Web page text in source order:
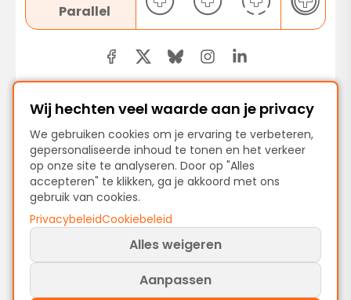
Parallel
Vorige
End Events: procesafsluiting uitgelegd
Activiteiten
Wij hechten veel waarde aan je privacy
We gebruiken cookies om je ervaring te verbeteren,
gepersonaliseerde inhoud te tonen en het verkeer
op onze site te analyseren. Door op "Alles
accepteren" te klikken, ga je akkoord met ons
gebruik van cookies.
PrivacybeleidCookiebeleid
Alles weigeren
Aanpassen